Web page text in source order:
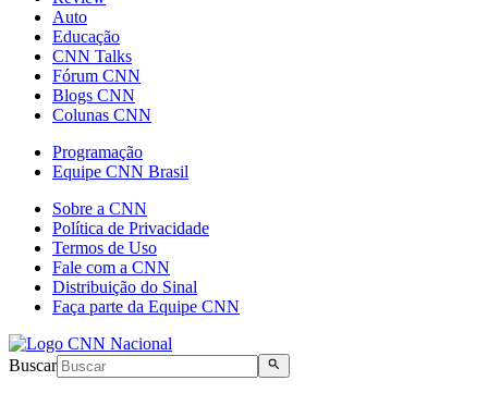
Auto
Educação
CNN Talks
Fórum CNN
Blogs CNN
Colunas CNN
Programação
Equipe CNN Brasil
Sobre a CNN
Política de Privacidade
Termos de Uso
Fale com a CNN
Distribuição do Sinal
Faça parte da Equipe CNN
Buscar